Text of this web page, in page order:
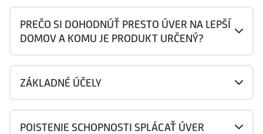
PREČO SI DOHODNÚŤ PRESTO ÚVER NA LEPŠÍ
DOMOV A KOMU JE PRODUKT URČENÝ?
ZÁKLADNÉ ÚČELY
POISTENIE SCHOPNOSTI SPLÁCAŤ ÚVER